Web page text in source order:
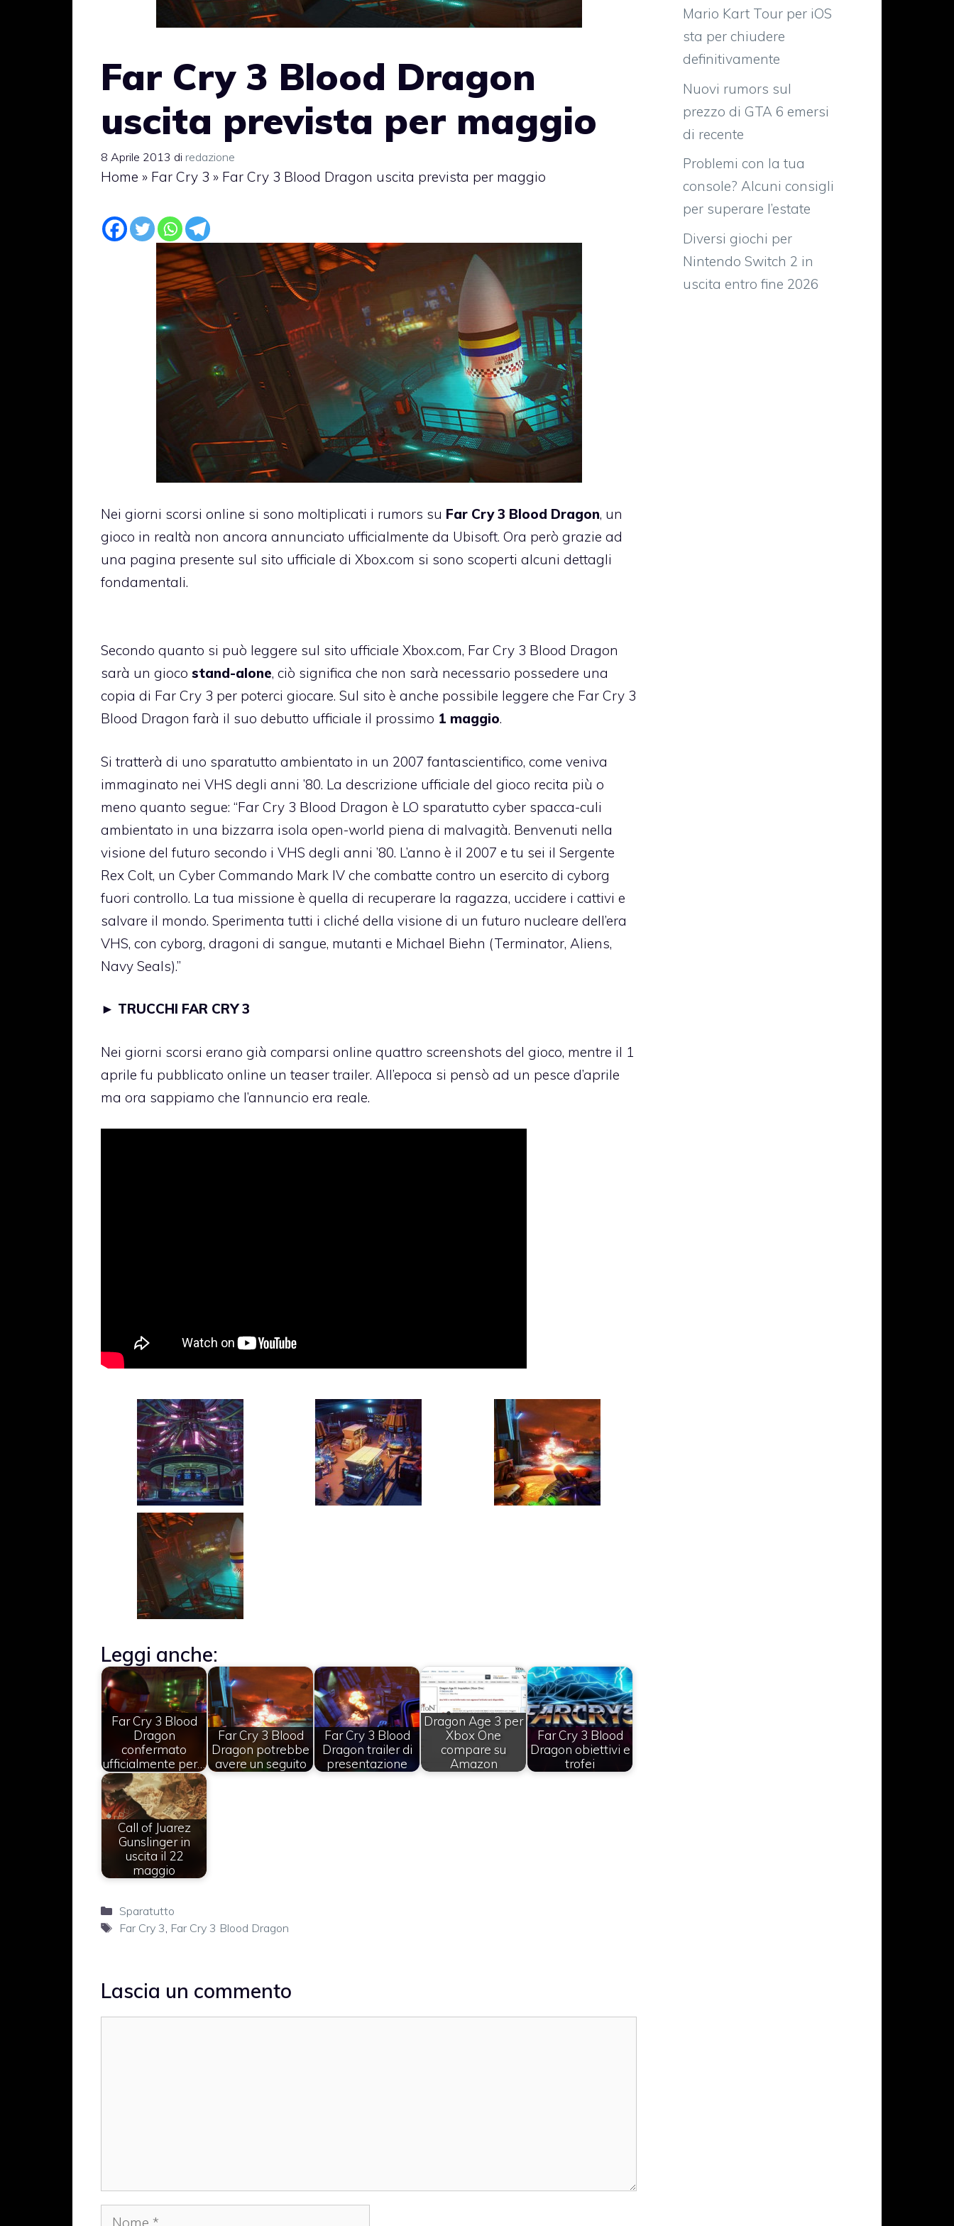
Far Cry 3 Blood Dragon
uscita prevista per maggio
8 Aprile 2013 di redazione
Home » Far Cry 3 » Far Cry 3 Blood Dragon uscita prevista per maggio
Nei giorni scorsi online si sono moltiplicati i rumors su Far Cry 3 Blood Dragon, un
gioco in realtà non ancora annunciato ufficialmente da Ubisoft. Ora però grazie ad
una pagina presente sul sito ufficiale di Xbox.com si sono scoperti alcuni dettagli
fondamentali.
Secondo quanto si può leggere sul sito ufficiale Xbox.com, Far Cry 3 Blood Dragon
sarà un gioco stand-alone, ciò significa che non sarà necessario possedere una
copia di Far Cry 3 per poterci giocare. Sul sito è anche possibile leggere che Far Cry 3
Blood Dragon farà il suo debutto ufficiale il prossimo 1 maggio.
Si tratterà di uno sparatutto ambientato in un 2007 fantascientifico, come veniva
immaginato nei VHS degli anni ’80. La descrizione ufficiale del gioco recita più o
meno quanto segue: “Far Cry 3 Blood Dragon è LO sparatutto cyber spacca-culi
ambientato in una bizzarra isola open-world piena di malvagità. Benvenuti nella
visione del futuro secondo i VHS degli anni ’80. L’anno è il 2007 e tu sei il Sergente
Rex Colt, un Cyber Commando Mark IV che combatte contro un esercito di cyborg
fuori controllo. La tua missione è quella di recuperare la ragazza, uccidere i cattivi e
salvare il mondo. Sperimenta tutti i cliché della visione di un futuro nucleare dell’era
VHS, con cyborg, dragoni di sangue, mutanti e Michael Biehn (Terminator, Aliens,
Navy Seals).”
► TRUCCHI FAR CRY 3
Nei giorni scorsi erano già comparsi online quattro screenshots del gioco, mentre il 1
aprile fu pubblicato online un teaser trailer. All’epoca si pensò ad un pesce d’aprile
ma ora sappiamo che l’annuncio era reale.
Leggi anche:
Far Cry 3 Blood
Dragon
confermato
ufficialmente per…
Far Cry 3 Blood
Dragon potrebbe
avere un seguito
Far Cry 3 Blood
Dragon trailer di
presentazione
Dragon Age 3 per
Xbox One
compare su
Amazon
Far Cry 3 Blood
Dragon obiettivi e
trofei
Call of Juarez
Gunslinger in
uscita il 22
maggio
Categorie
Sparatutto
Tag
Far Cry 3 Far Cry 3 Blood Dragon
Lascia un commento
Nome
Mario Kart Tour per iOS
sta per chiudere
definitivamente
Nuovi rumors sul
prezzo di GTA 6 emersi
di recente
Problemi con la tua
console? Alcuni consigli
per superare l’estate
Diversi giochi per
Nintendo Switch 2 in
uscita entro fine 2026